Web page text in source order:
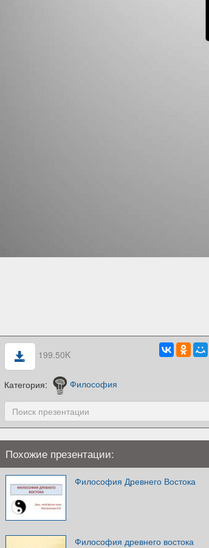
199.50K
Категория: Философия
Похожие презентации:
Философия Древнего Востока
Философия древнего востока